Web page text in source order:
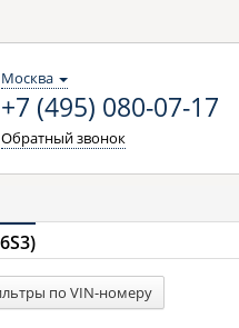
Москва
+7 (495) 080-07-17
Обратный звонок
по VIN-номеру